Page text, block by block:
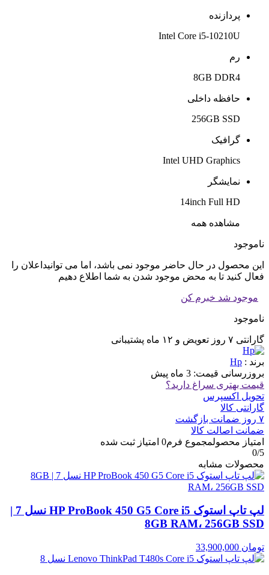
پردازنده
Intel Core i5-10210U
رم
8GB DDR4
حافظه داخلی
256GB SSD
گرافیک
Intel UHD Graphics
نمایشگر
14inch Full HD
مشاهده همه
ناموجود
این محصول در حال حاضر موجود نمی باشد، اما می توانیداعلان را
فعال کنید تا به محض موجود شدن به شما اطلاع دهیم
موجود شد خبرم کن
ناموجود
گارانتی ۷ روز تعویض و ۱۲ ماه پشتیبانی
برند : Hp
بروزرسانی قیمت: 3 ماه پیش
قیمت بهتری سراغ دارید؟
تحویل اکسپرس
گارانتی کالا
۷ روز ضمانت بازگشت
ضمانت اصالت کالا
امتیاز محصولمجموع فرم0 امتیاز ثبت شده
0/5
محصولات مشابه
لپ تاپ استوک HP ProBook 450 G5 Core i5 نسل 7 |
8GB RAM، 256GB SSD
تومان